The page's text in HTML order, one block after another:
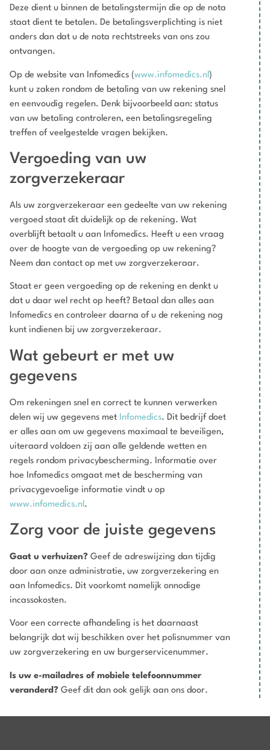
Deze dient u binnen de betalingstermijn die op de nota
staat dient te betalen. De betalingsverplichting is niet
anders dan dat u de nota rechtstreeks van ons zou
ontvangen.
Op de website van Infomedics (www.infomedics.nl )
kunt u zaken rondom de betaling van uw rekening snel
en eenvoudig regelen. Denk bijvoorbeeld aan: status
van uw betaling controleren, een betalingsregeling
treffen of veelgestelde vragen bekijken.
Vergoeding van uw
zorgverzekeraar
Als uw zorgverzekeraar een gedeelte van uw rekening
vergoed staat dit duidelijk op de rekening. Wat
overblijft betaalt u aan Infomedics. Heeft u een vraag
over de hoogte van de vergoeding op uw rekening?
Neem dan contact op met uw zorgverzekeraar.
Staat er geen vergoeding op de rekening en denkt u
dat u daar wel recht op heeft? Betaal dan alles aan
Infomedics en controleer daarna of u de rekening nog
kunt indienen bij uw zorgverzekeraar.
Wat gebeurt er met uw
gegevens
Om rekeningen snel en correct te kunnen verwerken
delen wij uw gegevens met Infomedics. Dit bedrijf doet
er alles aan om uw gegevens maximaal te beveiligen,
uiteraard voldoen zij aan alle geldende wetten en
regels rondom privacybescherming. Informatie over
hoe Infomedics omgaat met de bescherming van
privacygevoelige informatie vindt u op
www.infomedics.nl .
Zorg voor de juiste gegevens
Gaat u verhuizen? Geef de adreswijzing dan tijdig
door aan onze administratie, uw zorgverzekering en
aan Infomedics. Dit voorkomt namelijk onnodige
incassokosten.
Voor een correcte afhandeling is het daarnaast
belangrijk dat wij beschikken over het polisnummer van
uw zorgverzekering en uw burgerservicenummer.
Is uw e-mailadres of mobiele telefoonnummer
veranderd? Geef dit dan ook gelijk aan ons door.